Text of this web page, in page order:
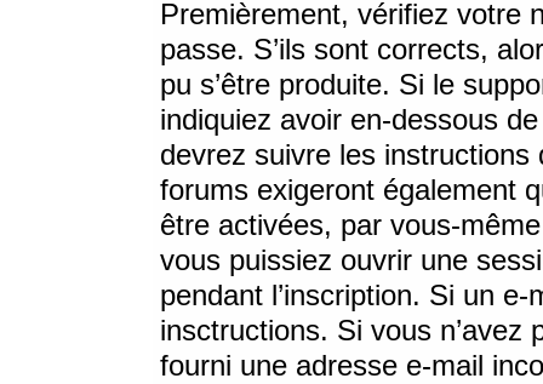
Premièrement, vérifiez votre
passe. S’ils sont corrects,
pu s’être produite. Si le
indiquiez avoir en-dessous
devrez suivre les
forums exigeront également
être activées, par vous-
vous puissiez ouvrir une
pendant l’inscription. Si un
insctructions. Si vous n’avez
fourni une adresse e-mail